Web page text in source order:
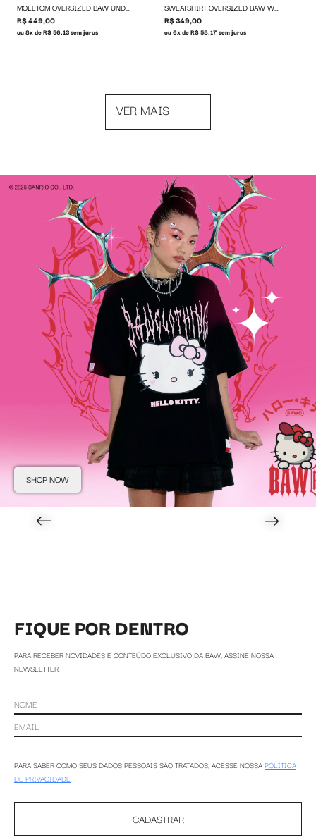
MOLETOM OVERSIZED BAW UNDERWORLD
R$ 449,00
ou 8x de R$ 56,13 sem juros
SWEATSHIRT OVERSIZED BAW WIRE
R$ 349,00
ou 6x de R$ 58,17 sem juros
VER MAIS
SHOP NOW
FIQUE POR DENTRO
PARA RECEBER NOVIDADES E CONTEÚDO EXCLUSIVO DA BAW, ASSINE NOSSA
NEWSLETTER.
PARA SABER COMO SEUS DADOS PESSOAIS SÃO TRATADOS, ACESSE NOSSAPOLÍTICA
DE PRIVACIDADE.
CADASTRAR